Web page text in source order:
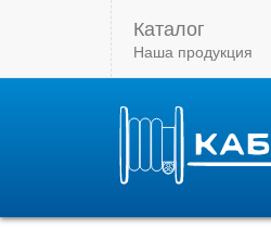
Каталог
Наша продукция